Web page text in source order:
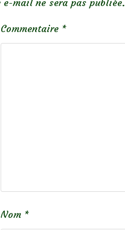
e-mail ne sera pas publiée.
Commentaire *
Nom *